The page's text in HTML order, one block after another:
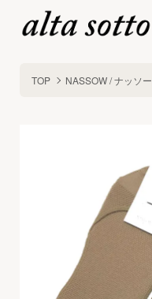
TOP NASSOW / ナッソー